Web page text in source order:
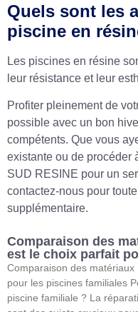
Quels sont les
piscine en
Les piscines en résine
leur résistance et leur
Profiter pleinement de
possible avec un bon
compétents. Que vous
existante ou de procéder
SUD RESINE pour un
contactez-nous pour
supplémentaire.
Comparaison des
est le choix parfait
Comparaison des
pour les piscines familiales
piscine familiale ? La